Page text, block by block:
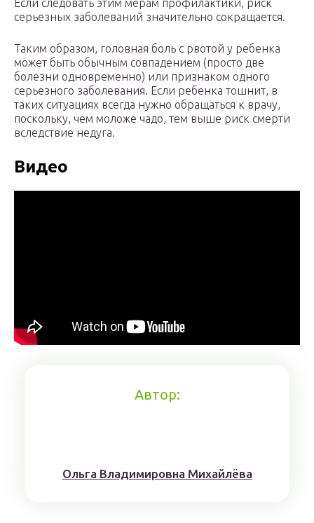
Если следовать этим мерам профилактики, риск
серьезных заболеваний значительно сокращается.
Таким образом, головная боль с рвотой у ребенка
может быть обычным совпадением (просто две
болезни одновременно) или признаком одного
серьезного заболевания. Если ребенка тошнит, в
таких ситуациях всегда нужно обращаться к врачу,
поскольку, чем моложе чадо, тем выше риск смерти
вследствие недуга.
Видео
Автор:
Ольга Владимировна Михайлёва